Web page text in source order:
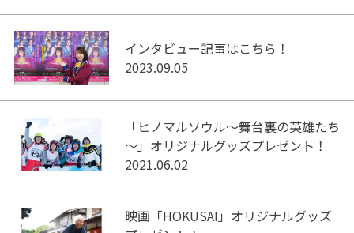
インタビュー記事はこちら！
2023.09.05
「ヒノマルソウル～舞台裏の英雄たち
～」オリジナルグッズプレゼント！
2021.06.02
映画「HOKUSAI」オリジナルグッズ